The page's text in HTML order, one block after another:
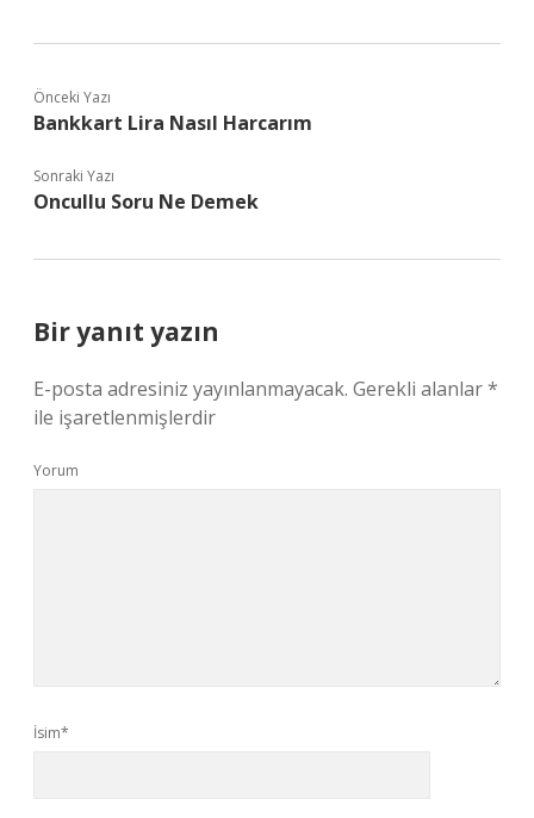
Önceki Yazı
Bankkart Lira Nasıl Harcarım
Sonraki Yazı
Oncullu Soru Ne Demek
Bir yanıt yazın
E-posta adresiniz yayınlanmayacak. Gerekli alanlar*
ile işaretlenmişlerdir
Yorum
İsim*